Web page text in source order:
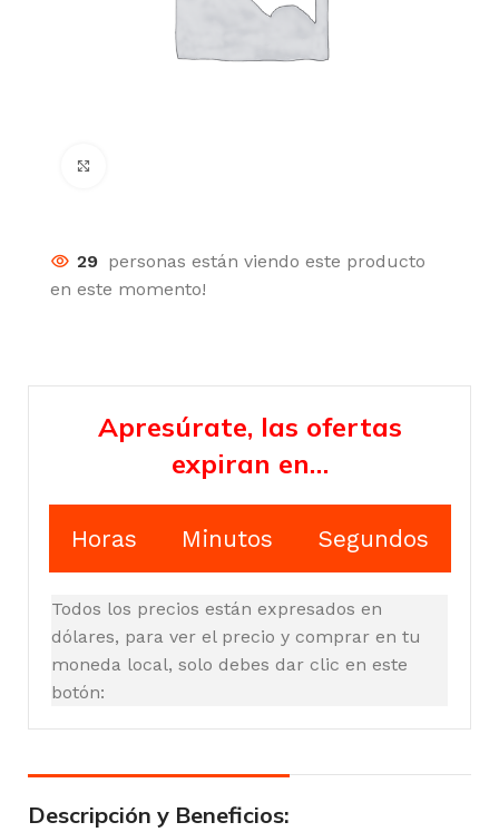
29 personas están viendo este producto
en este momento!
Apresúrate, las ofertas
expiran en…
Horas Minutos Segundos
Todos los precios están expresados en
dólares, para ver el precio y comprar en tu
moneda local, solo debes dar clic en este
botón:
Descripción y Beneficios: